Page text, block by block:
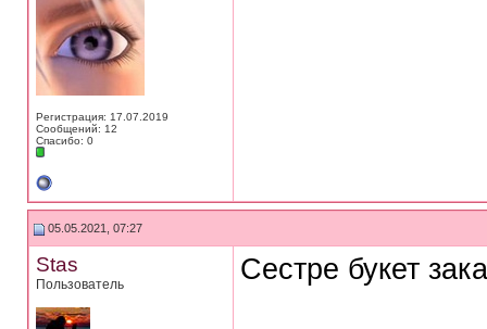
Регистрация: 17.07.2019
Сообщений: 12
Спасибо: 0
05.05.2021, 07:27
Stas
Пользователь Сестре букет